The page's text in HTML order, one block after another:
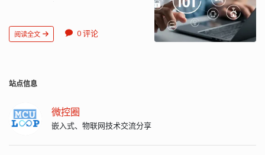
7bits 模式，高 4 位为设备类型码
（1010b），低 3 位为存储地址的高 3
续增长。 读当前地址： 上一次操作完成
中，这时使用读当前地址命令可以直接
读到缓冲器缓存的地址（n + 1）指向的
存储区。地址缓冲器中的地址在上电后
阅读全文 0 评论
站点信息
微控圈
嵌入式、物联网技术交流分享